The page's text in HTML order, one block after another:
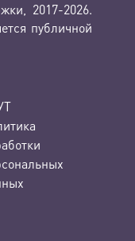
2017-2026.
публичной